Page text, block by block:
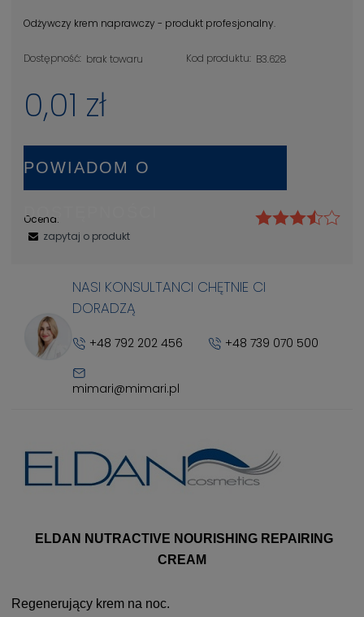
Odżywczy krem naprawczy - produkt profesjonalny.
Dostępność: brak towaru Kod produktu: B3.628
0,01 zł
POWIADOM O
DOSTĘPNOŚCI
Ocena:
zapytaj o produkt
NASI KONSULTANCI CHĘTNIE CI
DORADZĄ
+48 792 202 456 +48 739 070 500
mimari@mimari.pl
ELDAN NUTRACTIVE NOURISHING REPAIRING
CREAM
Regenerujący krem na noc.